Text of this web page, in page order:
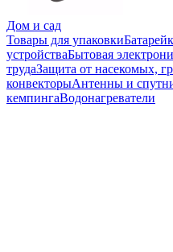
Дом и сад
Товары для упаковки
устройстваБытовая
трудаЗащита от насекомых,
конвекторыАнтенны и
кемпингаВодонагреватели